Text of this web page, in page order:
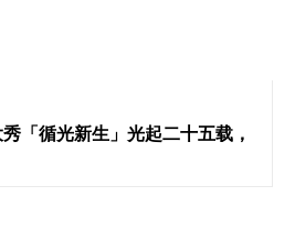
「循光新生」光起二十五载，